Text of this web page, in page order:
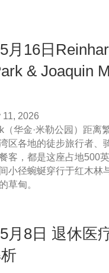
月16日
& Joaquin
11, 2026
华金·米勒公园）距离
区各地的徒步旅行者、
客，都是这座占地500
小径蜿蜒穿行于红木林
草甸。
月8日 退休医